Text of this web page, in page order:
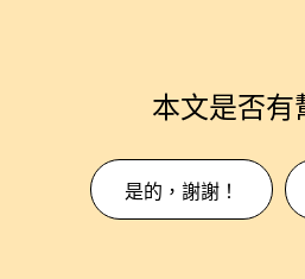
本文是否有
是的，謝謝！